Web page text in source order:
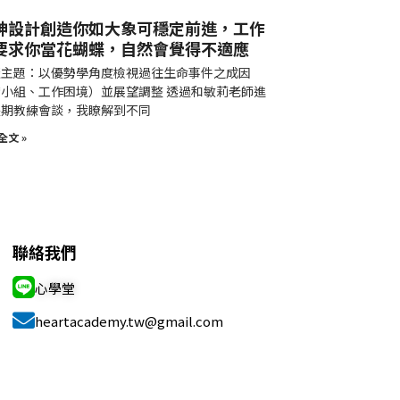
設計創造你如大象可穩定前進，工作
求你當花蝴蝶，自然會覺得不適應
題：以優勢學角度檢視過往生命事件之成因
組、工作困境）並展望調整 透過和敏莉老師進
教練會談，我瞭解到不同
文 »
聯絡我們
心學堂
heartacademy.tw@gmail.com